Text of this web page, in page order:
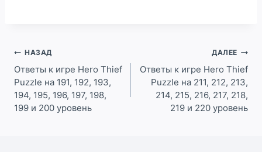
Навигация
по
записям
НАЗАД
Ответы к игре Hero Thief
Puzzle на 191, 192, 193,
194, 195, 196, 197, 198,
199 и 200 уровень
ДАЛЕЕ
Ответы к игре Hero Thief
Puzzle на 211, 212, 213,
214, 215, 216, 217, 218,
219 и 220 уровень